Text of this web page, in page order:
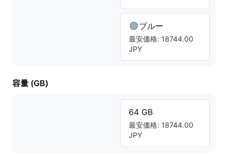
ブルー
最安価格: 18744.00
JPY
容量 (GB)
64 GB
最安価格: 18744.00
JPY